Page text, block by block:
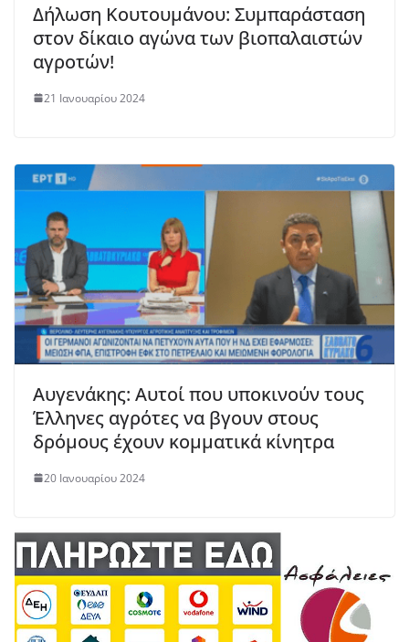
Δήλωση Κουτουμάνου: Συμπαράσταση
στον δίκαιο αγώνα των βιοπαλαιστών
αγροτών!
21 Ιανουαρίου 2024
Αυγενάκης: Αυτοί που υποκινούν τους
Έλληνες αγρότες να βγουν στους
δρόμους έχουν κομματικά κίνητρα
20 Ιανουαρίου 2024